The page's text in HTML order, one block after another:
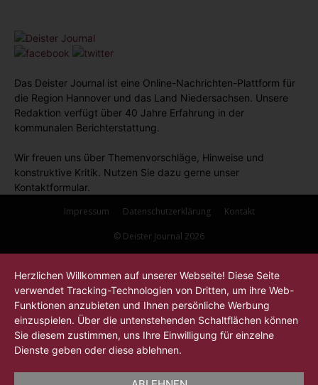
Das Deister Journal ist eine Online-Nachrichten-Plattform für
die Region Hannover und das Land Niedersachsen. Unsere
Redaktion verfügt über 40 Jahre Erfahrung in der
kommunalen Berichterstattung.
Wir freuen uns über Themenvorschläge, Hinweise und
konstruktive Kritik. Nutzen Sie dazu gerne unser
Kontaktformular.
Impressum
Datenschutzerklärung Kontakt
© Deister Journal 2026
Herzlichen Willkommen auf unserer Webseite! Diese Seite
verwendet Tracking-Technologien von Dritten, um ihre Web-
Funktionen anzubieten und Ihnen persönliche Werbung
einzuspielen. Über die untenstehenden Schaltflächen können
Sie diesem zustimmen, uns Ihre Einwilligung für einzelne
Dienste geben oder diese ablehnen.